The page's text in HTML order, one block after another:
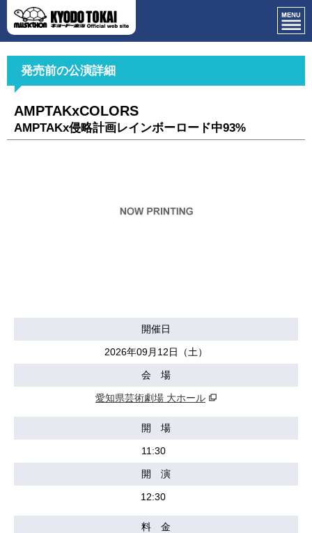
発売前の公演詳細
AMPTAKxCOLORS
AMPTAKx侵略計画レインボーロード中93%
開催日
2026年09月12日（土）
会 場
愛知県芸術劇場 大ホール
開 場
11:30
開 演
12:30
料 金